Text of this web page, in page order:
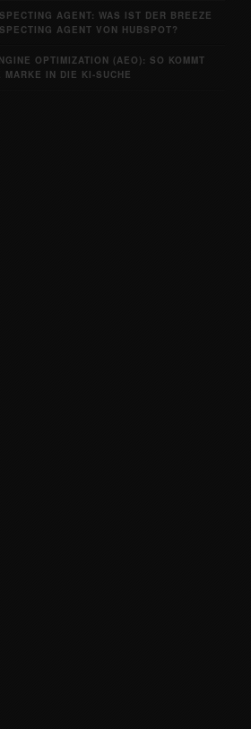
AGENT: WAS IST DER BREEZE
AGENT VON HUBSPOT?
OPTIMIZATION (AEO): SO KOMMT
MARKE IN DIE KI-SUCHE